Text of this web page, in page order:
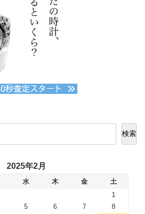
検索
2025年2月
水 木 金
土
1
5 6 7
8